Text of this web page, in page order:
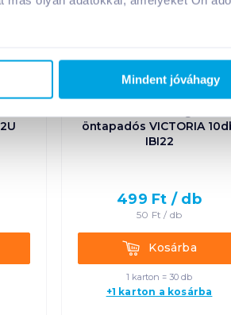
Mindent jóváhagy
öntapadós VICTORIA
IBI22
499 Ft / db
50 Ft / db
KosárbaKosárba
1 karton = 30 db
+1 karton a kosárba